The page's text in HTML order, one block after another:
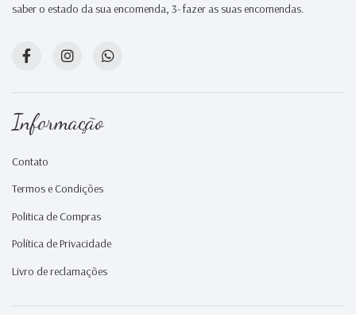
saber o estado da sua encomenda, 3- fazer as suas encomendas.
Informação
Contato
Termos e Condições
Politica de Compras
Política de Privacidade
Livro de reclamações